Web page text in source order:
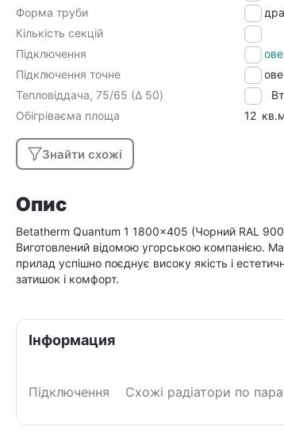
Форма труби
Кількість секцій
10
Підключення
Бокове
Підключення точне
Бокове
Тепловіддача, 75/65 (Δ 50)
959
Вт
Обігріваєма площа
12
Знайти схожі
Опис
Betatherm Quantum 1 1800x405 (Чорний RAL
Виготовлений відомою угорською компанією.
прилад успішно поєднує високу якість і
затишок і комфорт.
Інформация
Підключення Схожі радіатори по